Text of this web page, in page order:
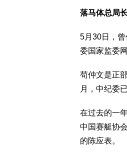
落马体总局
5月30日，
委国家监委
苟仲文是正
月，中纪委
在过去的一
中国赛艇协
的陈应表。